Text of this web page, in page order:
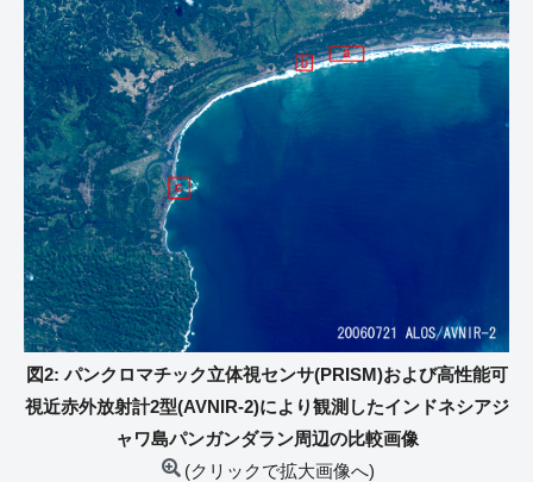
図2: パンクロマチック立体視センサ(PRISM)および高性能可
視近赤外放射計2型(AVNIR-2)により観測したインドネシアジ
ャワ島パンガンダラン周辺の比較画像
(クリックで拡大画像へ)